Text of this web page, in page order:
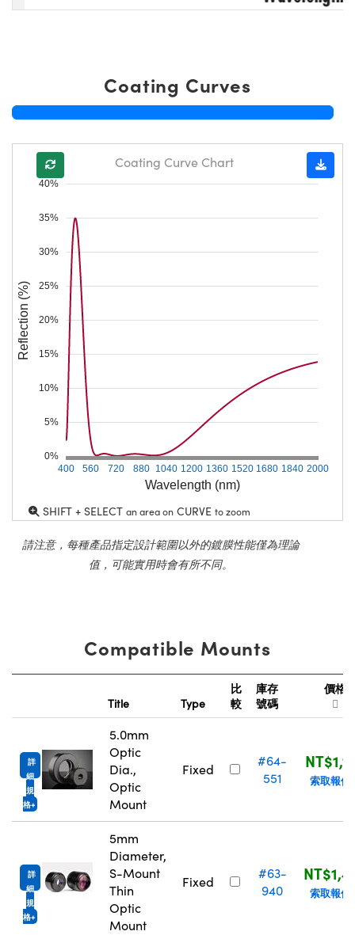
Coating Curves
Wavelength (nm)
400 560 720 880 1040 1200 1360 1520 1680 1840 2000
0%
5%
10%
15%
20%
25%
30%
35%
40%
Reflection (%)
Coating Curve Chart
SHIFT + SELECT an area on CURVE to zoom
請注意，每種產品指定設計範圍以外的鍍膜性能僅為理論
值，可能實用時會有所不同。
Compatible Mounts
Title Type
比
較
庫存
號碼
價格
詳
細
規
格
5.0mm
Optic
Dia.,
Optic
Mount
Fixed
#64-
551
索取報價
詳
細
規
格
5mm
Diameter,
S-Mount
Thin
Optic
Mount
Fixed
#63-
940
索取報價